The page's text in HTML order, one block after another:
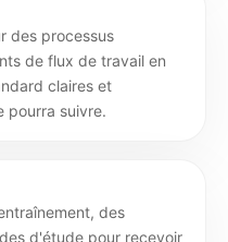
des processus
de flux de travail en
claires et
pourra suivre.
des
d'étude pour recevoir